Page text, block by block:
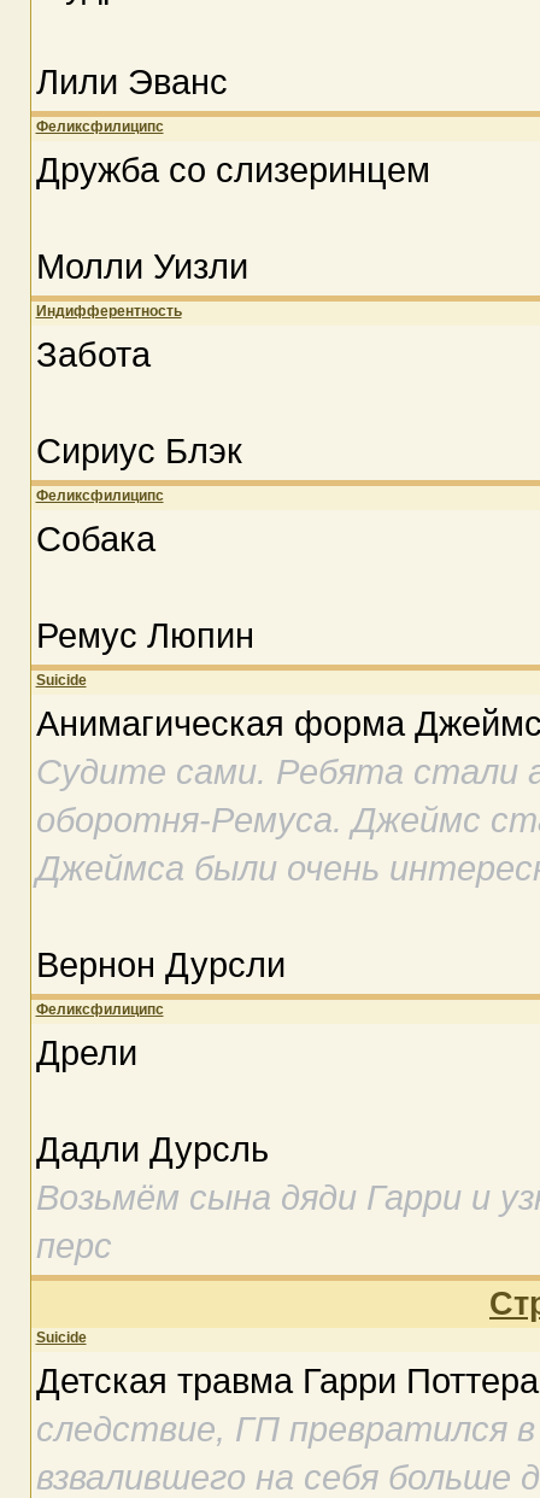
Лили Эванс
Феликсфилиципс
Дружба со слизеринцем
Молли Уизли
Индифферентность
Забота
Сириус Блэк
Феликсфилиципс
Собака
Ремус Люпин
Suicide
Анимагическая форма
Судите сами. Ребята стали
оборотня-Ремуса. Джеймс
Джеймса были очень
Вернон Дурсли
Феликсфилиципс
Дрели
Дадли Дурсль
Возьмём сына дяди Гарри и
перс
Suicide
Детская травма Гарри
следствие, ГП превратился
взвалившего на себя